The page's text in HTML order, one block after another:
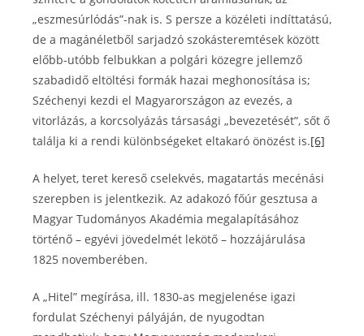
„eszmesúrlódás”-nak is. S persze a közéleti indíttatású,
de a magánéletből sarjadzó szokásteremtések között
előbb-utóbb felbukkan a polgári közegre jellemző
szabadidő eltöltési formák hazai meghonosítása is;
Széchenyi kezdi el Magyarországon az evezés, a
vitorlázás, a korcsolyázás társasági „bevezetését”, sőt ő
találja ki a rendi különbségeket eltakaró önözést is.[6]
A helyet, teret kereső cselekvés, magatartás mecénási
szerepben is jelentkezik. Az adakozó főúr gesztusa a
Magyar Tudományos Akadémia megalapításához
történő – egyévi jövedelmét lekötő – hozzájárulása
1825 novemberében.
A „Hitel” megírása, ill. 1830-as megjelenése igazi
fordulat Széchenyi pályáján, de nyugodtan